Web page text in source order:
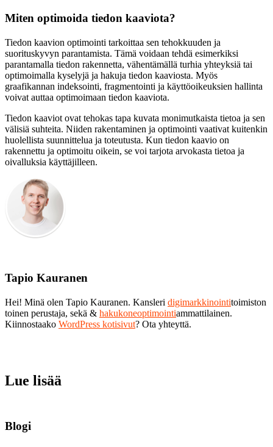
Miten optimoida tiedon kaaviota?
Tiedon kaavion optimointi tarkoittaa sen tehokkuuden ja
suorituskyvyn parantamista. Tämä voidaan tehdä esimerkiksi
parantamalla tiedon rakennetta, vähentämällä turhia yhteyksiä tai
optimoimalla kyselyjä ja hakuja tiedon kaaviosta. Myös
graafikannan indeksointi, fragmentointi ja käyttöoikeuksien hallinta
voivat auttaa optimoimaan tiedon kaaviota.
Tiedon kaaviot ovat tehokas tapa kuvata monimutkaista tietoa ja sen
välisiä suhteita. Niiden rakentaminen ja optimointi vaativat kuitenkin
huolellista suunnittelua ja toteutusta. Kun tiedon kaavio on
rakennettu ja optimoitu oikein, se voi tarjota arvokasta tietoa ja
oivalluksia käyttäjilleen.
Tapio Kauranen
Hei! Minä olen Tapio Kauranen. Kansleri digimarkkinointitoimiston
toinen perustaja, sekä & hakukoneoptimointiammattilainen.
Kiinnostaako WordPress kotisivut? Ota yhteyttä.
Lue lisää
Blogi